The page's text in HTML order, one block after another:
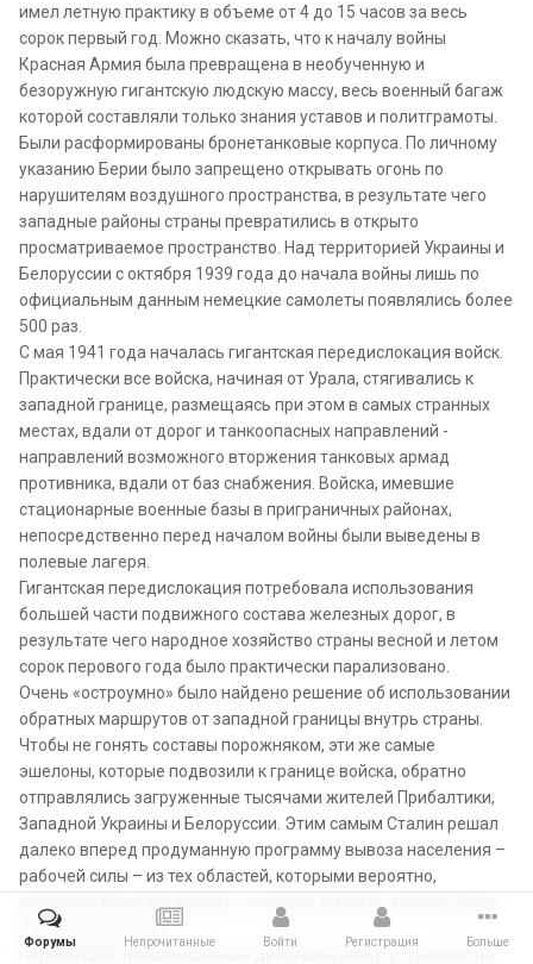
имел летную практику в объеме от 4 до 15 часов за весь
сорок первый год. Можно сказать, что к началу войны
Красная Армия была превращена в необученную и
безоружную гигантскую людскую массу, весь военный багаж
которой составляли только знания уставов и политграмоты.
Были расформированы бронетанковые корпуса. По личному
указанию Берии было запрещено открывать огонь по
нарушителям воздушного пространства, в результате чего
западные районы страны превратились в открыто
просматриваемое пространство. Над территорией Украины и
Белоруссии с октября 1939 года до начала войны лишь по
официальным данным немецкие самолеты появлялись более
500 раз.
С мая 1941 года началась гигантская передислокация войск.
Практически все войска, начиная от Урала, стягивались к
западной границе, размещаясь при этом в самых странных
местах, вдали от дорог и танкоопасных направлений -
направлений возможного вторжения танковых армад
противника, вдали от баз снабжения. Войска, имевшие
стационарные военные базы в приграничных районах,
непосредственно перед началом войны были выведены в
полевые лагеря.
Гигантская передислокация потребовала использования
большей части подвижного состава железных дорог, в
результате чего народное хозяйство страны весной и летом
сорок перового года было практически парализовано.
Очень «остроумно» было найдено решение об использовании
обратных маршрутов от западной границы внутрь страны.
Чтобы не гонять составы порожняком, эти же самые
эшелоны, которые подвозили к границе войска, обратно
отправлялись загруженные тысячами жителей Прибалтики,
Западной Украины и Белоруссии. Этим самым Сталин решал
далеко вперед продуманную программу вывоза населения –
рабочей силы – из тех областей, которыми вероятно,
отойти к Германии.
Первый срок начала военных действий Гитлер установил на
Форумы Непрочитанные Войти Регистрация Больше